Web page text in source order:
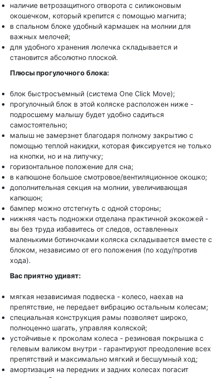
наличие ветрозащитного отворота с силиконовым
окошечком, который крепится с помощью магнита;
в спальном блоке удобный кармашек на молнии для
важных мелочей;
для удобного хранения люлечка складывается и
становится абсолютно плоской.
Плюсы прогулочного блока:
блок быстросъемный (система One Click Move);
прогулочный блок в этой коляске расположен ниже -
подросшему малышу будет удобно садиться
самостоятельно;
малыш не замерзнет благодаря полному закрытию с
помощью теплой накидки, которая фиксируется не только
на кнопки, но и на липучку;
горизонтальное положение для сна;
в капюшоне большое смотровое/вентиляционное окошко;
дополнительная секция на молнии, увеличивающая
капюшон;
бампер можно отстегнуть с одной стороны;
нижняя часть подножки отделана практичной экокожей -
вы без труда избавитесь от следов, оставленных
маленькими ботиночками коляска складывается вместе с
блоком, независимо от его положения (по ходу/против
хода).
Вас приятно удивят:
мягкая независимая подвеска - колесо, наехав на
препятствие, не передает вибрацию остальным колесам;
специальная конструкция рамы позволяет широко,
полноценно шагать, управляя коляской;
устойчивые к проколам колеса - резиновая покрышка с
гелевым валиком внутри - гарантируют преодоление всех
препятствий и максимально мягкий и бесшумный ход;
амортизация на передних и задних колесах погасит